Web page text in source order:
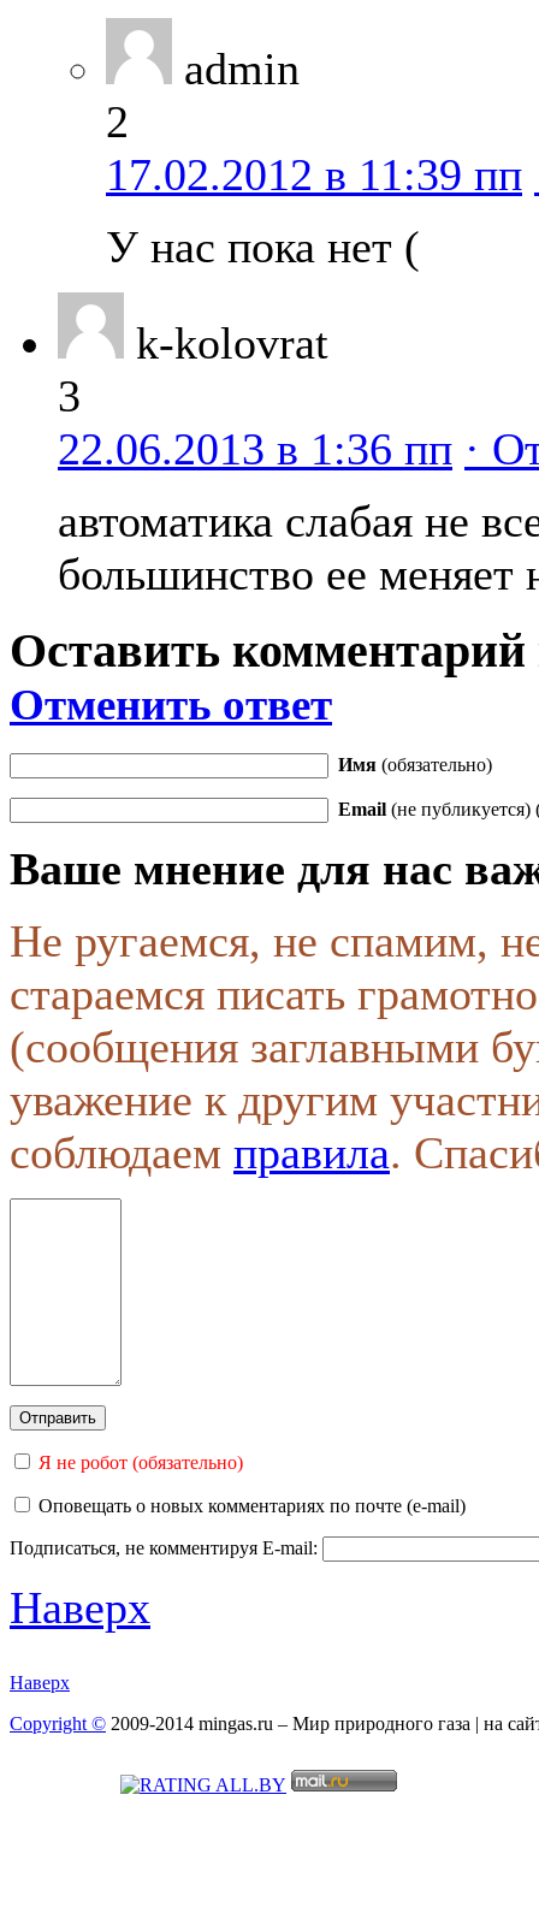
admin
2
17.02.2012 в 11:39 пп
У нас пока нет (
k-kolovrat
3
22.06.2013 в 1:36 пп ·
автоматика слабая не
большинство ее меняет
Оставить
Отменить ответ
Имя (обязательно)
Email (не публикуется)
Ваше мнение для нас
Не ругаемся, не спамим,
стараемся писать
(сообщения заглавными
уважение к другим
соблюдаем правила.
Я не робот (обязательно)
Оповещать о новых комментариях по почте (e-mail)
Подписаться, не комментируя E-mail:
Наверх
Наверх
Copyright © 2009-2014 mingas.ru – Мир природного газа | на